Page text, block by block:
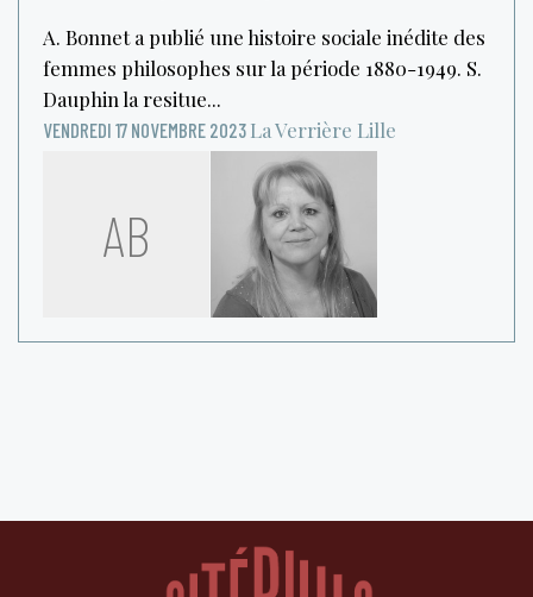
A. Bonnet a publié une histoire sociale inédite des
femmes philosophes sur la période 1880-1949. S.
Dauphin la resitue...
VENDREDI 17 NOVEMBRE 2023 La Verrière Lille
AB